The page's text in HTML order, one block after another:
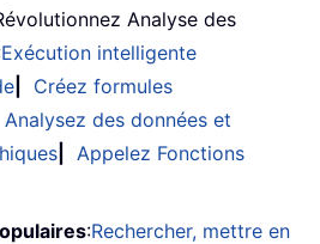
Analyse des
Exécution intelligente
Créez formules
Analysez des données et
Appelez Fonctions
:Rechercher, mettre en